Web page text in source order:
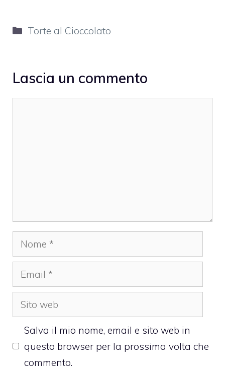
Categorie
Torte al Cioccolato
Lascia un commento
Nome
Email
Sito
web
Salva il mio nome, email e sito web in
questo browser per la prossima volta che
commento.